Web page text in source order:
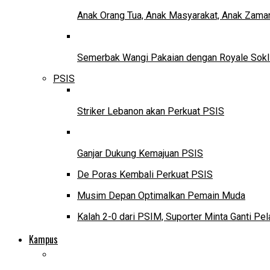
Anak Orang Tua, Anak Masyarakat, Anak
Semerbak Wangi Pakaian dengan Royale
PSIS
Striker Lebanon akan Perkuat PSIS
Ganjar Dukung Kemajuan PSIS
De Poras Kembali Perkuat PSIS
Musim Depan Optimalkan Pemain Muda
Kalah 2-0 dari PSIM, Suporter Minta Ganti
Kampus